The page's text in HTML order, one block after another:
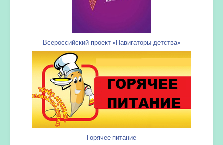
Всероссийский проект «Навигаторы детства»
Горячее питание